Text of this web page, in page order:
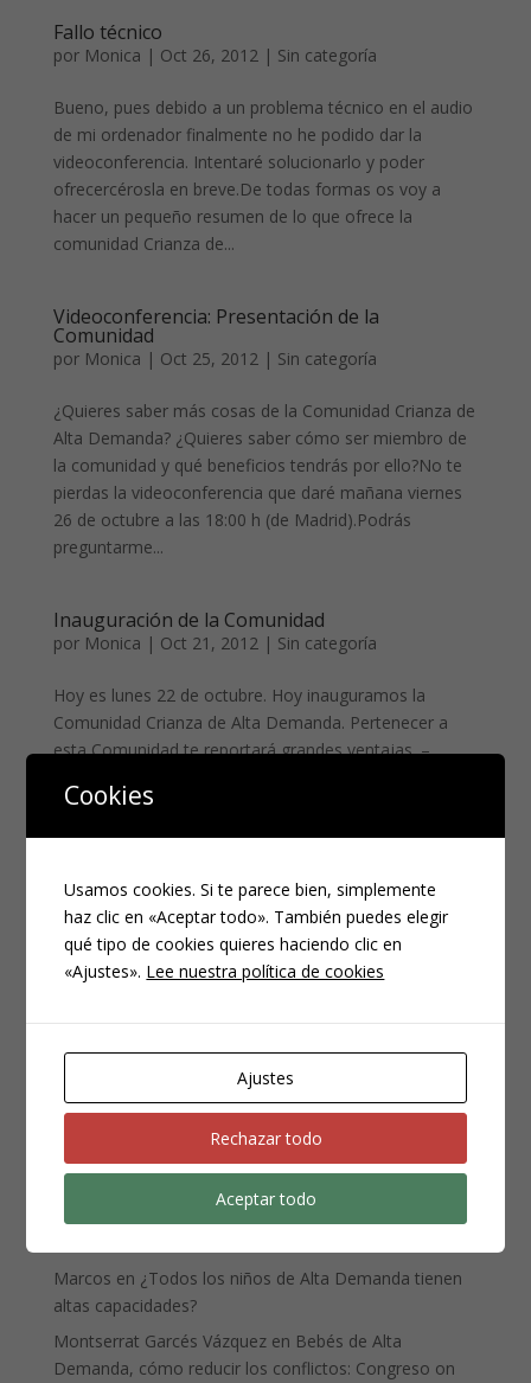
Fallo técnico
por Monica | Oct 26, 2012| Sin categoría
Bueno, pues debido a un problema técnico en el audio
de mi ordenador finalmente no he podido dar la
videoconferencia. Intentaré solucionarlo y poder
ofrecercérosla en breve.De todas formas os voy a
hacer un pequeño resumen de lo que ofrece la
comunidad Crianza de...
Videoconferencia: Presentación de la
Comunidad
por Monica | Oct 25, 2012| Sin categoría
¿Quieres saber más cosas de la Comunidad Crianza de
Alta Demanda? ¿Quieres saber cómo ser miembro de
la comunidad y qué beneficios tendrás por ello?No te
pierdas la videoconferencia que daré mañana viernes
26 de octubre a las 18:00 h (de Madrid).Podrás
preguntarme...
Inauguración de la Comunidad
por Monica | Oct 21, 2012| Sin categoría
Hoy es lunes 22 de octubre. Hoy inauguramos la
Comunidad Crianza de Alta Demanda. Pertenecer a
esta Comunidad te reportará grandes ventajas. –
otras mamás de niños de Alta Demanda con las que
« Entradas más antiguas
Mi hijo no quiere vestirse ¡Y yo me tiro de los pelos!
Lo mas difícil de la crianza es…
Preguntas más frecuentes sobre la Alta Demanda
Marcos en ¿Todos los niños de Alta Demanda tienen
altas capacidades?
Montserrat Garcés Vázquezen Bebés de Alta
Demanda, cómo reducir los conflictos: Congreso on
Cookies
Usamos cookies. Si te parece bien, simplemente
haz clic en «Aceptar todo». También puedes elegir
qué tipo de cookies quieres haciendo clic en
«Ajustes». Lee nuestra política de cookies
Ajustes
Rechazar todo
Aceptar todo